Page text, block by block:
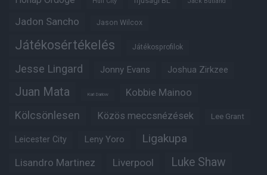
Jadon Sancho Jason Wilcox
Játékosértékelés Játékosprofilok
Jesse Lingard Jonny Evans Joshua Zirkzee
Juan Mata Karl Darlow Kobbie Mainoo
Kölcsönlesen Közös meccsnézések Lee Grant
Leicester City Leny Yoro Ligakupa
Lisandro Martinez Liverpool Luke Shaw